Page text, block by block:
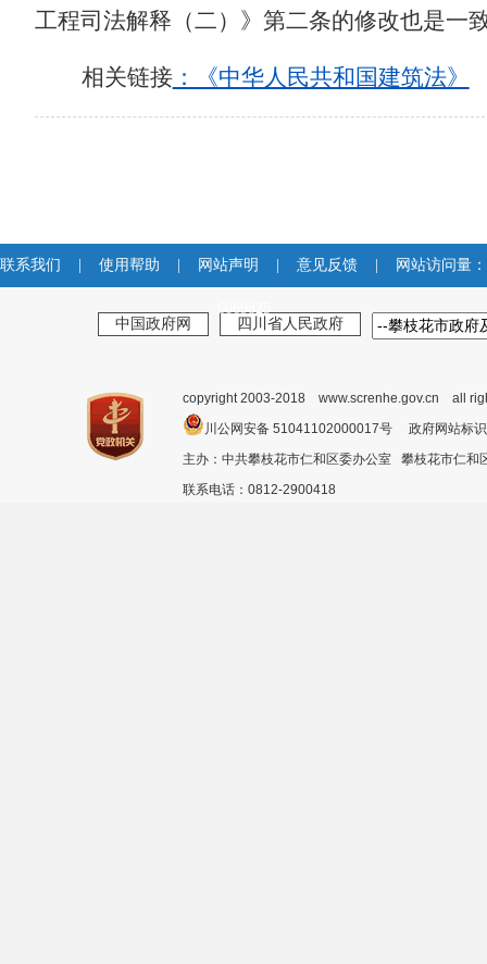
工程司法解释（二）》第二条的修改也是一
相关链接：《中华人民共和国建筑法》
联系我们 使用帮助 网站声明 意见反馈 网站访问量：
6069825
中国政府网 四川省人民政府
copyright 2003-2018 www.screnhe.gov.cn all
川公网安备 51041102000017号 政府网站
主办：中共攀枝花市仁和区委办公室 攀枝花市仁
联系电话：0812-2900418